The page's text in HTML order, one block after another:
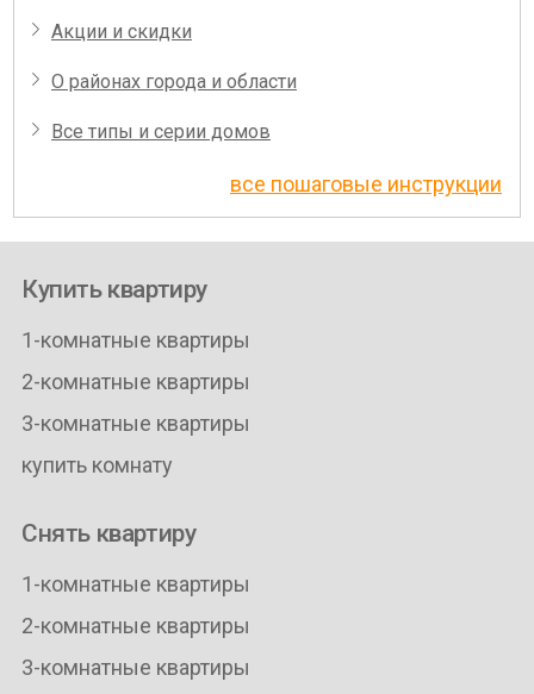
Акции и скидки
О районах города и области
Все типы и серии домов
все пошаговые инструкции
Купить квартиру
1-комнатные квартиры
2-комнатные квартиры
3-комнатные квартиры
купить комнату
Снять квартиру
1-комнатные квартиры
2-комнатные квартиры
3-комнатные квартиры